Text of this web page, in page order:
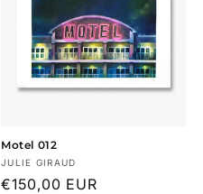
Motel 012
Fournisseur :
JULIE GIRAUD
Prix
€150,00 EUR